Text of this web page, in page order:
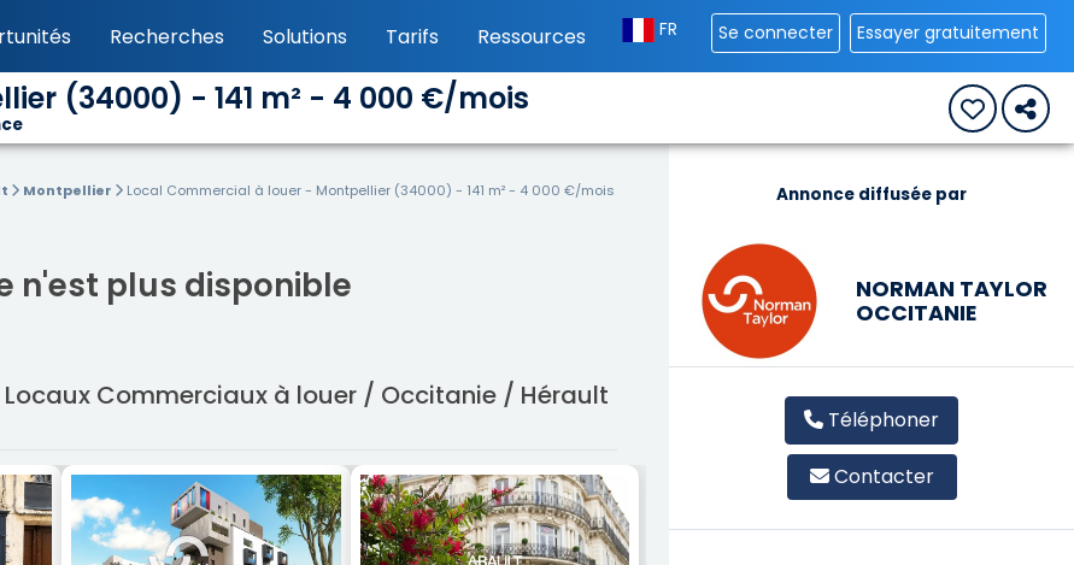
Recherches Solutions Tarifs Ressources FR Se connecter Essayer gratuitement
(34000) - 141 m² - 4 000 €/mois
Montpellier Local Commercial à louer - Montpellier (34000) - 141 m² - 4 000 €/mois
n'est plus disponible
Commerciaux à louer / Occitanie / Hérault
Annonce diffusée par
NORMAN TAYLOR
OCCITANIE
Téléphoner
Contacter